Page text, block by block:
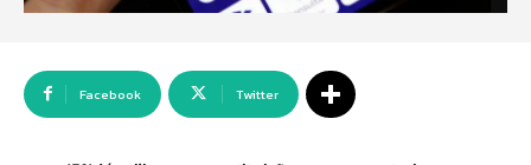
Facebook Twitter